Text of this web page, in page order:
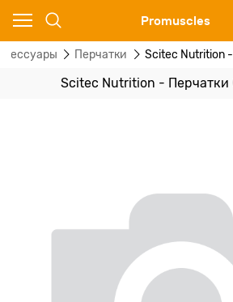
Promuscles
Перчатки Scitec Nutrition
Scitec Nutrition - Перчатки
Ваш город - Москва,
угадали?
ДА НЕТ